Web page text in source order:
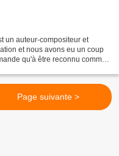
un auteur-compositeur et
et nous avons eu un coup
qu'à être reconnu comme
Page suivante >